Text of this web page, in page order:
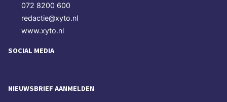
072 8200 600
redactie@xyto.nl
www.xyto.nl
SOCIAL MEDIA
NIEUWSBRIEF AANMELDEN